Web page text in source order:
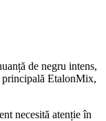
de negru intens,
principală EtalonMix,
necesită atenție în